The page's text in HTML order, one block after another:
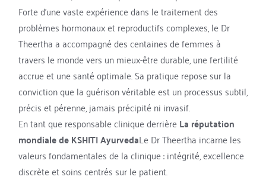
Forte d'une vaste expérience dans le traitement des
problèmes hormonaux et reproductifs complexes, le Dr
Theertha a accompagné des centaines de femmes à
travers le monde vers un mieux-être durable, une fertilité
accrue et une santé optimale. Sa pratique repose sur la
conviction que la guérison véritable est un processus subtil,
précis et pérenne, jamais précipité ni invasif.
En tant que responsable clinique derrière La réputation
mondiale de KSHITI AyurvedaLe Dr Theertha incarne les
valeurs fondamentales de la clinique : intégrité, excellence
discrète et soins centrés sur le patient.